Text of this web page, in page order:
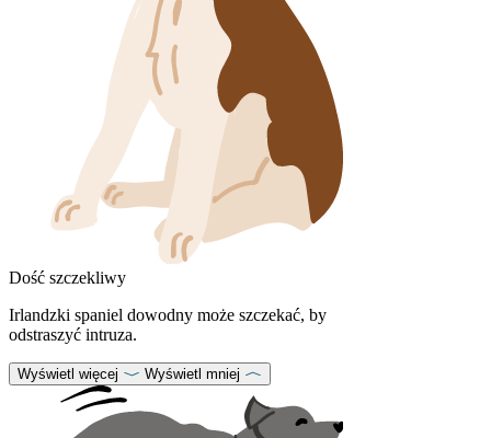
Dość szczekliwy
Irlandzki spaniel dowodny może szczekać, by
odstraszyć intruza.
Wyświetl więcej Wyświetl mniej